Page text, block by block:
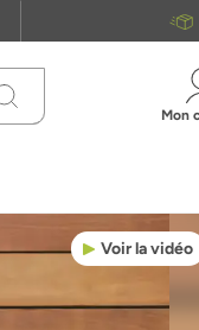
Mon
Voir la vidéo